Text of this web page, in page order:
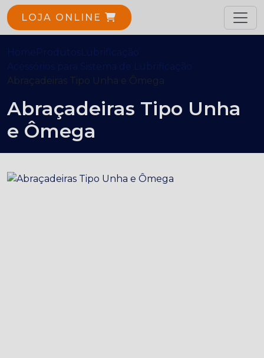
LOJA ONLINE
Home ProdutosLubrificação
Acessórios para Sistema de Lubrificação
Abraçadeiras Tipo Unha e Ômega
Abraçadeiras Tipo Unha
e Ômega